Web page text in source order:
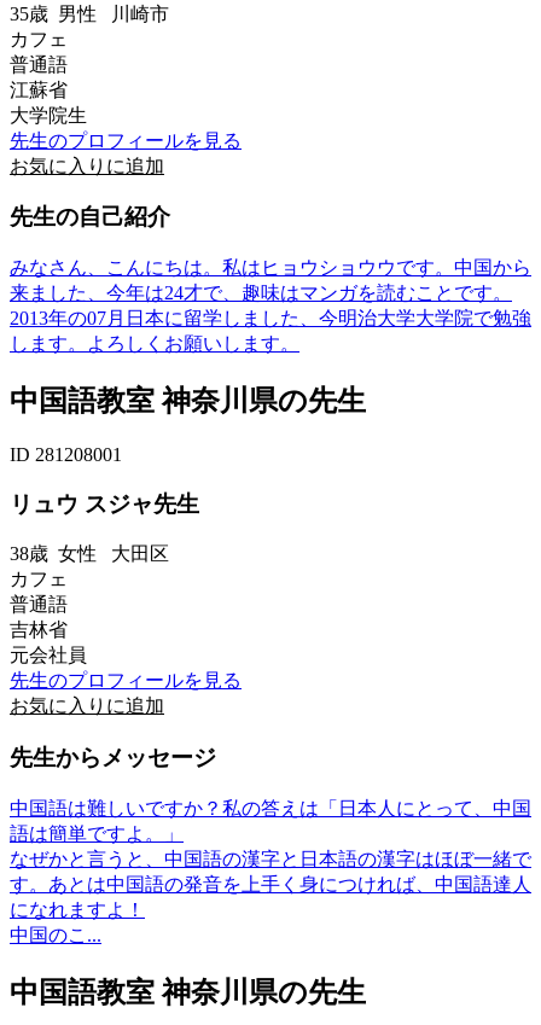
35歳 男性 川崎市
カフェ
普通語
江蘇省
大学院生
先生のプロフィールを見る
お気に入りに追加
先生の自己紹介
みなさん、こんにちは。私はヒョウショウウです。中国から
来ました、今年は24才で、趣味はマンガを読むことです。
2013年の07月日本に留学しました、今明治大学大学院で勉強
します。よろしくお願いします。
中国語教室 神奈川県の先生
ID 281208001
リュウ スジャ先生
38歳 女性 大田区
カフェ
普通語
吉林省
元会社員
先生のプロフィールを見る
お気に入りに追加
先生からメッセージ
中国語は難しいですか？私の答えは「日本人にとって、中国
語は簡単ですよ。」
なぜかと言うと、中国語の漢字と日本語の漢字はほぼ一緒で
す。あとは中国語の発音を上手く身につければ、中国語達人
になれますよ！
中国のこ...
中国語教室 神奈川県の先生